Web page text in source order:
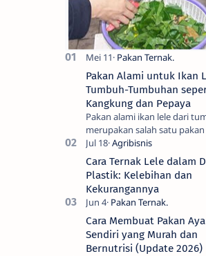
Pakan Alami untuk Ikan
Tumbuh-Tumbuhan
Kangkung dan Pepaya
Pakan alami ikan lele dari
merupakan salah satu
yang bisa kita olah sendiri
pakan tambahan untuk
dalam …
Cara Ternak Lele dalam
Plastik: Kelebihan dan
Kekurangannya
Cara Membuat Pakan
Sendiri yang Murah dan
Bernutrisi (Update 2026)